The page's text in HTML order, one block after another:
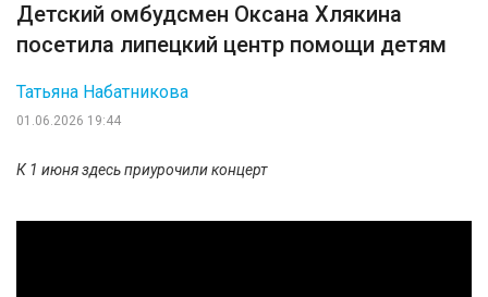
Детский омбудсмен Оксана Хлякина
посетила липецкий центр помощи детям
01.06.2026 19:44
Татьяна Набатникова
К 1 июня здесь приурочили концерт